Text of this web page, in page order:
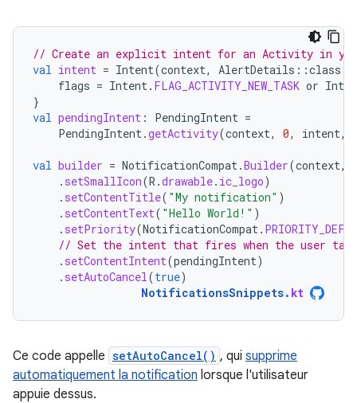
// Create an explicit intent for an Activity in
val intent = Intent(context, AlertDetails ::class
flags = Intent. FLAG_ACTIVITY_NEW_TASK or
}
val pendingIntent : PendingIntent =
PendingIntent.getActivity(context, 0, intent,
val builder = NotificationCompat.Builder(context,
. setSmallIcon(R .drawable. ic_logo)
. setContentTitle( "My notification" )
. setContentText( "Hello World!" )
. setPriority(NotificationCompat.
// Set the intent that fires when the user
. setContentIntent(pendingIntent)
. setAutoCancel(true)
NotificationsSnippets. kt
Ce code appelle setAutoCancel() , qui supprime
automatiquement la notification lorsque l'utilisateur
appuie dessus.